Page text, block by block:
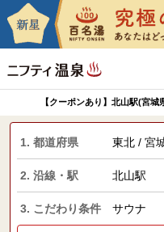
【クーポンあり】北山駅(宮
1. 都道府県 東北 / 宮
2. 沿線・駅 北山駅
3. こだわり条件 サウナ